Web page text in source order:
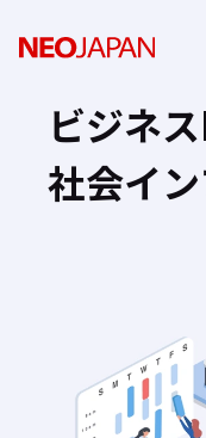
ビジネ
社会イ